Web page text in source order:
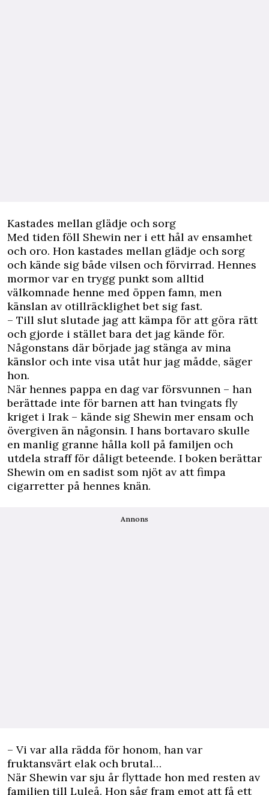
Kastades mellan glädje och sorg
Med tiden föll Shewin ner i ett hål av ensamhet
och oro. Hon kastades mellan glädje och sorg
och kände sig både vilsen och förvirrad. Hennes
mormor var en trygg punkt som alltid
välkomnade henne med öppen famn, men
känslan av otillräcklighet bet sig fast.
– Till slut slutade jag att kämpa för att göra rätt
och gjorde i stället bara det jag kände för.
Någonstans där började jag stänga av mina
känslor och inte visa utåt hur jag mådde, säger
hon.
När hennes pappa en dag var försvunnen – han
berättade inte för barnen att han tvingats fly
kriget i Irak – kände sig Shewin mer ensam och
övergiven än någonsin. I hans bortavaro skulle
en manlig granne hålla koll på familjen och
utdela straff för dåligt beteende. I boken berättar
Shewin om en sadist som njöt av att fimpa
cigarretter på hennes knän.
Annons
– Vi var alla rädda för honom, han var
fruktansvärt elak och brutal…
När Shewin var sju år flyttade hon med resten av
familjen till Luleå. Hon såg fram emot att få ett